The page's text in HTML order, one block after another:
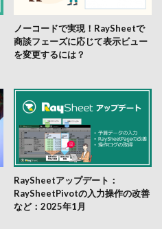
ノーコードで実現！RaySheetで
商談フェーズに応じて表示ビュー
を変更するには？
RaySheetアップデート：
RaySheetPivotの入力操作の改善
など：2025年1月